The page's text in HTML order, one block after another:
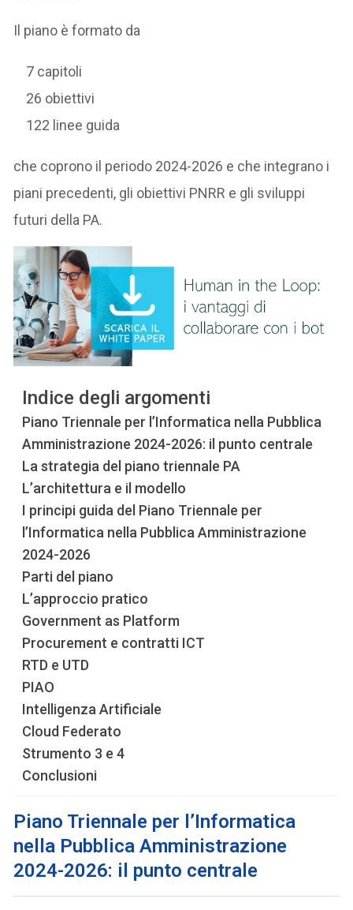
Il piano è formato da
7 capitoli
26 obiettivi
122 linee guida
che coprono il periodo 2024-2026 e che integrano i
piani precedenti, gli obiettivi PNRR e gli sviluppi
futuri della PA.
Indice degli argomenti
Piano Triennale per l’Informatica nella Pubblica
Amministrazione 2024-2026: il punto centrale
La strategia del piano triennale PA
L’architettura e il modello
I principi guida del Piano Triennale per
l’Informatica nella Pubblica Amministrazione
2024-2026
Parti del piano
L’approccio pratico
Government as Platform
Procurement e contratti ICT
RTD e UTD
PIAO
Intelligenza Artificiale
Cloud Federato
Strumento 3 e 4
Conclusioni
Piano Triennale per l’Informatica
nella Pubblica Amministrazione
2024-2026: il punto centrale